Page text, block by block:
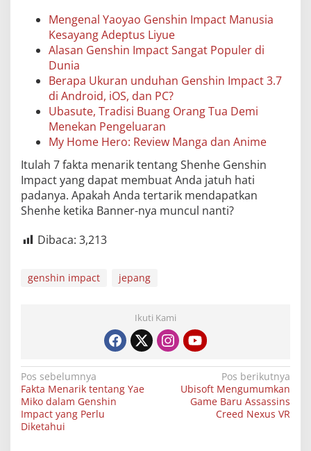
Mengenal Yaoyao Genshin Impact Manusia
Kesayang Adeptus Liyue
Alasan Genshin Impact Sangat Populer di
Dunia
Berapa Ukuran unduhan Genshin Impact 3.7
di Android, iOS, dan PC?
Ubasute, Tradisi Buang Orang Tua Demi
Menekan Pengeluaran
My Home Hero: Review Manga dan Anime
Itulah 7 fakta menarik tentang Shenhe Genshin
Impact yang dapat membuat Anda jatuh hati
padanya. Apakah Anda tertarik mendapatkan
Shenhe ketika Banner-nya muncul nanti?
Dibaca: 3,213
genshin impact jepang
Ikuti Kami
Navigasi
pos
Pos sebelumnya
Fakta Menarik tentang Yae
Miko dalam Genshin
Impact yang Perlu
Diketahui
Pos berikutnya
Ubisoft Mengumumkan
Game Baru Assassins
Creed Nexus VR